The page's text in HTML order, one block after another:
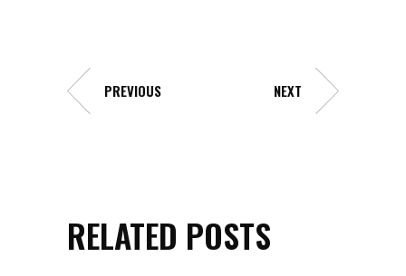
PREVIOUS NEXT
RELATED POSTS